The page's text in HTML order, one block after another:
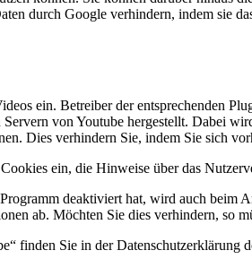
durch Google verhindern, indem sie
ein. Betreiber der entsprechenden
von Youtube hergestellt. Dabei
Dies verhindern Sie, indem Sie sich
ein, die Hinweise über das
deaktiviert hat, wird auch beim
ab. Möchten Sie dies verhindern, so
finden Sie in der Datenschutzerklärung